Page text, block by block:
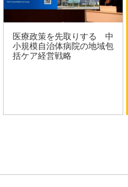
医療政策を先取りする 中
小規模自治体病院の地域包
括ケア経営戦略